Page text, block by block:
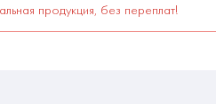
продукция, без переплат!